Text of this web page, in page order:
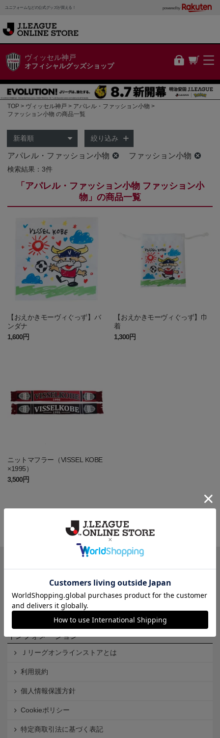
ユニフォームなどの公式グッズが買える！ powered by
ヴィッセル神戸
オフィシャルグッズショップ
TOP ヴィッセル神戸
アパレル・ファッション小物
ファッション小物 の商品一覧
絞り込み
アパレル・ファッション小物 ファッション小物
検索結果：3件
「アパレル・ファッション小物 ファッション小
物」の商品一覧
【おえかきモーヴィぐっず】バ
ンダナ
1,600円
【おえかきモーヴィぐっず】巾
着
1,300円
ニットマフラー（VISSEL KOBE
×1995）
3,500円
クラブから探す
インフォメーション
Ｊリーグオンラインストアとは
利用規約
個人情報保護方針
Cookieポリシー
特定商取引法に基づく表記